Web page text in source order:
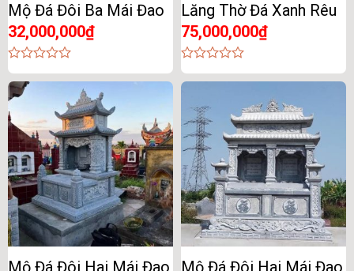
Mộ Đá Đôi Ba Mái Đao
32,000,000₫
0
out
of
5
Lăng Thờ Đá Xanh Rêu
75,000,000₫
0
out
Mộ Đá Đôi Hai Mái Đao Mộ Đá Đôi Hai Mái Đao